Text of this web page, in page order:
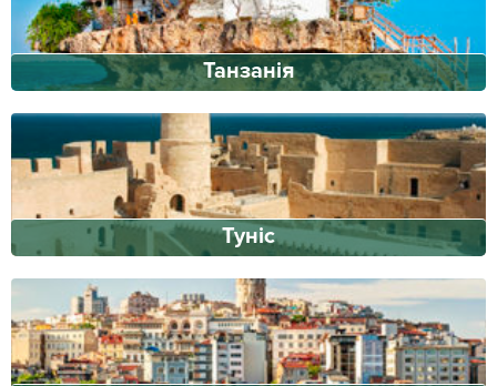
Танзанія
Туніс